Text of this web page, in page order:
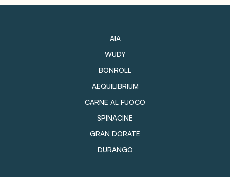
AIA
WUDY
BONROLL
AEQUILIBRIUM
CARNE AL FUOCO
SPINACINE
GRAN DORATE
DURANGO